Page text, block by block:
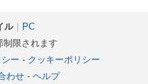
ル｜ PC
限されます
ー - クッキーポリシー
わせ- ヘルプ